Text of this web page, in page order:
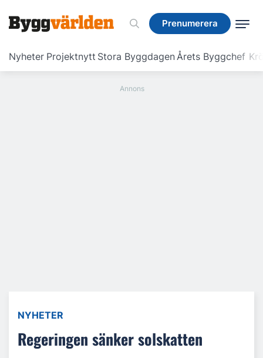
Prenumerera
Nyheter Projektnytt Stora ByggdagenÅrets Byggchef
Prenumerera
NYHETER
Regeringen sänker solskatten